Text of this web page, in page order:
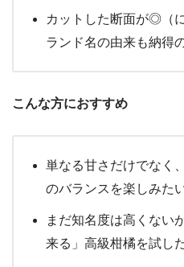
カットした断面が◎（
ランド名の由来も納得
こんな方におすすめ
単なる甘さだけでなく
のバランスを楽しみた
まだ知名度は高くない
来る」高級柑橘を試し